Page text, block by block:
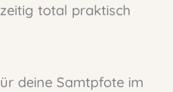
total praktisch
deine Samtpfote im